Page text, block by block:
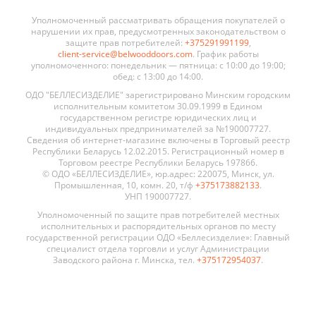
Уполномоченный рассматривать обращения покупателей о
нарушении их прав, предусмотренных законодательством о
защите прав потребителей: +375291991199,
client-service@belwooddoors.com. График работы
уполномоченного: понедельник — пятница: с 10:00 до 19:00;
обед: с 13:00 до 14:00.
ОДО "БЕЛЛЕСИЗДЕЛИЕ" зарегистрировано Минским городским
исполнительным комитетом 30.09.1999 в Едином
государственном регистре юридических лиц и
индивидуальных предпринимателей за №190007727.
Сведения об интернет-магазине включены в Торговый реестр
Республики Беларусь 12.02.2015. Регистрационный номер в
Торговом реестре Республики Беларусь 197866.
© ОДО «БЕЛЛЕСИЗДЕЛИЕ», юр.адрес: 220075, Минск, ул.
Промышленная, 10, комн. 20, т/ф +375173882133.
УНП 190007727.
Уполномоченный по защите прав потребителей местных
исполнительных и распорядительных органов по месту
государственной регистрации ОДО «Беллесизделие»: Главный
специалист отдела торговли и услуг Администрации
Заводского района г. Минска, тел. +375172954037.